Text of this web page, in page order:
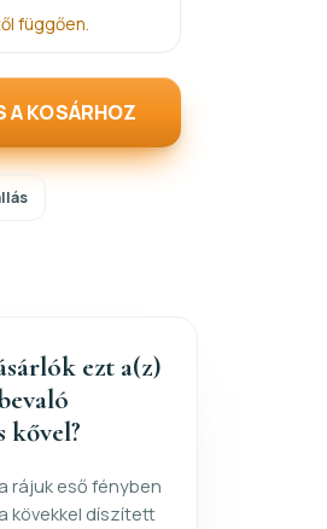
függően.
A KOSÁRHOZ
ezt a(z)
kővel?
rájuk eső fényben
kövekkel díszített